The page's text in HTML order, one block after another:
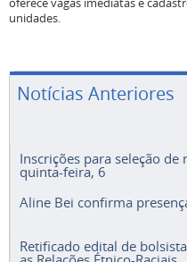
oferece vagas imediatas e
unidades.
Notícias Anteriores
Inscrições para seleção
quinta-feira, 6
Aline Bei confirma
Retificado edital de